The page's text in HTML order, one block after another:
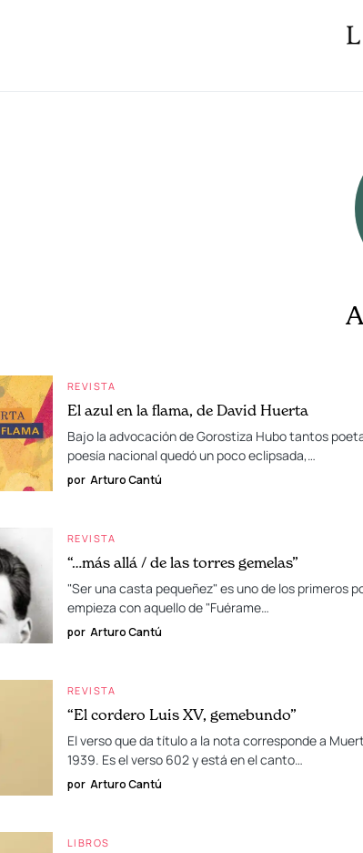
REVISTA
El azul en la flama, de David Huerta
Bajo la advocación de Gorostiza Hubo tantos
poesía nacional quedó un poco eclipsada,…
por Arturo Cantú
REVISTA
“…más allá / de las torres gemelas”
"Ser una casta pequeñez" es uno de los primeros
empieza con aquello de "Fuérame…
por Arturo Cantú
REVISTA
“El cordero Luis XV, gemebundo”
El verso que da título a la nota corresponde a
1939. Es el verso 602 y está en el canto…
por Arturo Cantú
LIBROS